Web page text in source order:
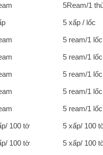
5Ream/1
5 xấp / lốc
5 ream/1 lốc
5 ream/1 lốc
5 ream/1 lốc
5 ream/1 lốc
5 ream/1 lốc
100 tờ 5 xấp/ 100
100 tờ 5 xấp/ 100